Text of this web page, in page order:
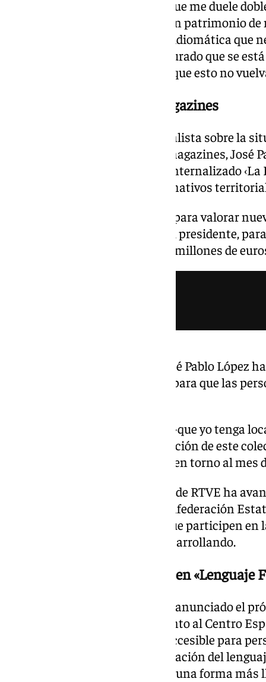
«Como andaluz, yo le confieso que me duele
habla andaluza, es riqueza, es un patrimonio
puede tratar como una barrera idiomática que
declarado López, quien ha asegurado que se
dentro de sus protocolos «para que esto no
Internacionalización de magazines
Preguntado por el senador socialista sobre la
proceso de internalización de magazines, José
en los últimos tres años se ha internalizado ‹La
julio ‹Aquí la Tierra›, y los informativos
«Vamos a aprovechar el verano para valorar
internalización», ha señalado el presidente,
lograr un ahorro de cerca de 2,4 millones de
En materia de accesibilidad, José Pablo López
ONCE, están ya en la fase final para que las
«Seremos la primera televisión -que yo tenga
poner un canal entero a disposición de este
que arrancará previsiblemente en torno al mes
En segundo lugar, el presidente de RTVE ha
convenio estratégico con la Confederación
sean los propios usuarios los que participen en
accesibilidad que RTVE está desarrollando.
RTVE anuncia un telediario en «Lenguaje
Asimismo, José Pablo López ha anunciado el
Telediario en Lenguaje Fácil, junto al Centro
«Lanzaremos un informativo accesible para
cognitiva. Mediante la simplificación del
complejos se van a entender de una forma